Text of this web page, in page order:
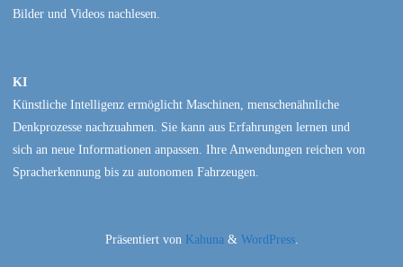
Bilder und Videos nachlesen.
KI
Künstliche Intelligenz ermöglicht Maschinen, menschenähnliche
Denkprozesse nachzuahmen. Sie kann aus Erfahrungen lernen und
sich an neue Informationen anpassen. Ihre Anwendungen reichen von
Spracherkennung bis zu autonomen Fahrzeugen.
Präsentiert von Kahuna & WordPress.